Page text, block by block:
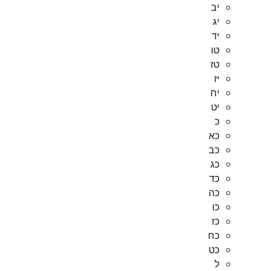
יב
יג
יד
טו
טז
יז
יח
יט
כ
כא
כב
כג
כד
כה
כו
כז
כח
כט
ל